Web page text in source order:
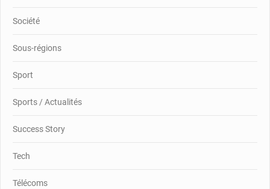
Société
Sous-régions
Sport
Sports / Actualités
Success Story
Tech
Télécoms